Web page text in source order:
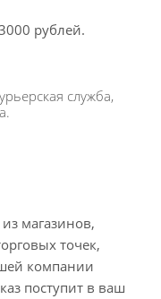
рублей.
служба,
магазинов,
точек,
компании
поступит в ваш